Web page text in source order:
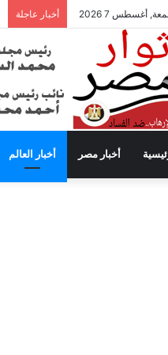
أغسطس 7 2026 أخبار عاجلة
أخبار مصر أخبار العالم